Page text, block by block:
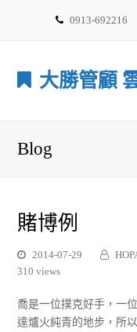
0913-692216
大勝管顧
Blog
賭博例
2014-07-29
310 views
喬是一位撲克好手，一
達爐火純青的地步，所